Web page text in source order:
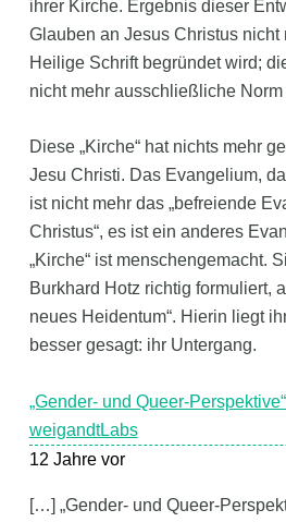
ihrer Kirche. Ergebnis dieser
Glauben an Jesus Christus nicht
Heilige Schrift begründet wird;
nicht mehr ausschließliche
Diese „Kirche“ hat nichts mehr
Jesu Christi. Das Evangelium,
ist nicht mehr das „befreiende
Christus“, es ist ein anderes
„Kirche“ ist menschengemacht.
Burkhard Hotz richtig formuliert,
neues Heidentum“. Hierin liegt
besser gesagt: ihr Untergang.
„Gender- und Queer-
weigandtLabs
12 Jahre vor
[…] „Gender- und Queer-